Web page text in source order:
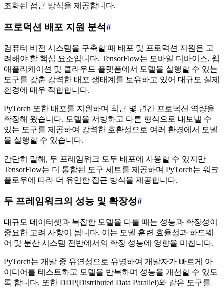
조화된 접근 방식을 제공합니다.
프로덕션 배포 지원 분석#
컴퓨터 비전 시스템을 구축할 때 배포 및 프로덕션 지원은 고
려해야 할 핵심 요소입니다. TensorFlow는 모바일 디바이스, 웹
애플리케이션 및 클라우드 플랫폼에서 모델을 실행할 수 있는
도구를 갖춘 강력한 배포 생태계를 보유하고 있어 대규모 실제
환경에 매우 적합합니다.
PyTorch 또한 배포를 지원하며 최근 몇 년간 프로덕션 역량을
확장해 왔습니다. 모델을 서빙하고 다른 형식으로 내보낼 수
있는 도구를 제공하여 강력한 호환성으로 여러 환경에서 모델
을 실행할 수 있습니다.
간단히 말해, 두 프레임워크 모두 배포에 사용할 수 있지만
TensorFlow는 더 통합된 도구 세트를 제공하며 PyTorch는 워크
플로우에 따라 더 유연한 접근 방식을 제공합니다.
두 프레임워크의 성능 및 확장성#
대규모 데이터셋과 복잡한 모델을 다룰 때는 성능과 확장성이
중요한 고려 사항이 됩니다. 이는 모델 훈련 효율성과 하드웨
어 및 분산 시스템 전반에서의 확장 성능에 영향을 미칩니다.
PyTorch는 개발 중 유연성으로 유명하여 개발자가 빠르게 아
이디어를 테스트하고 모델을 반복하며 성능을 개선할 수 있도
록 합니다. 또한 DDP(Distributed Data Parallel)와 같은 도구를